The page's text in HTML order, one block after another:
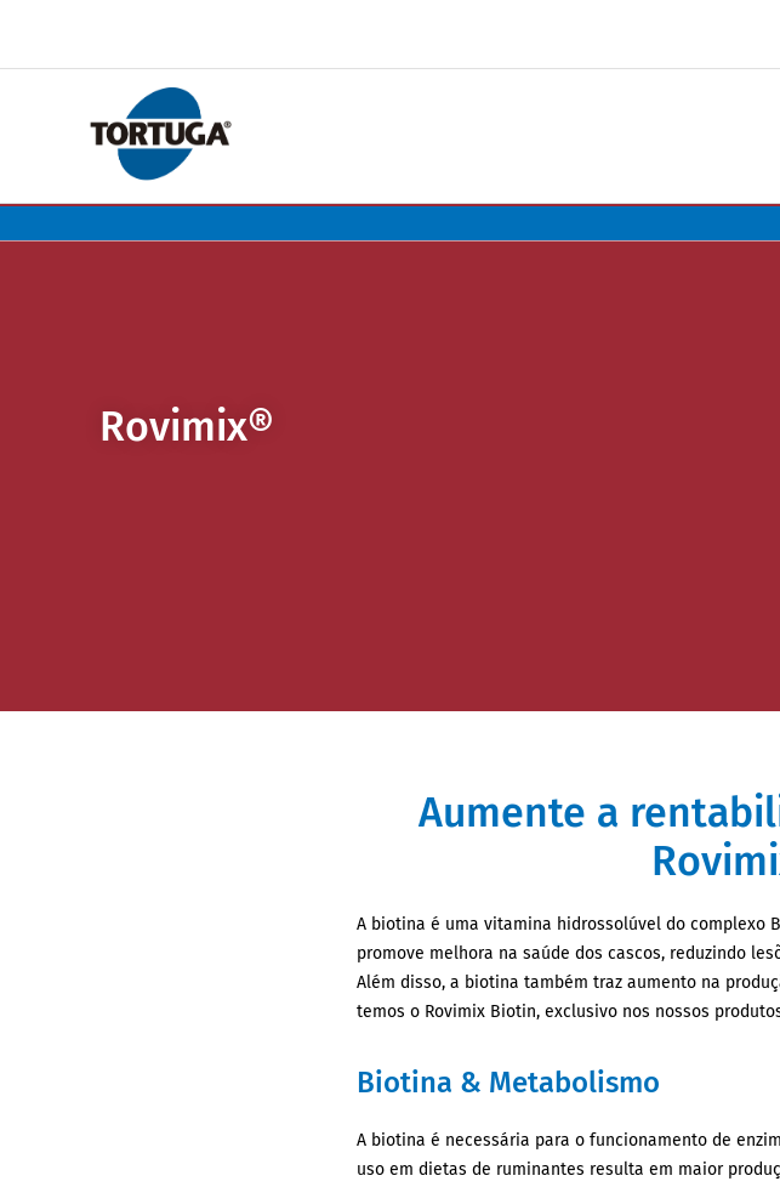
Rovimix®
Aumente a
A biotina é uma vitamina hidrossolúvel do complexo
promove melhora na saúde dos cascos, reduzindo
Além disso, a biotina também traz aumento na
temos o Rovimix Biotin, exclusivo nos nossos
Biotina & Metabolismo
A biotina é necessária para o funcionamento de
uso em dietas de ruminantes resulta em maior